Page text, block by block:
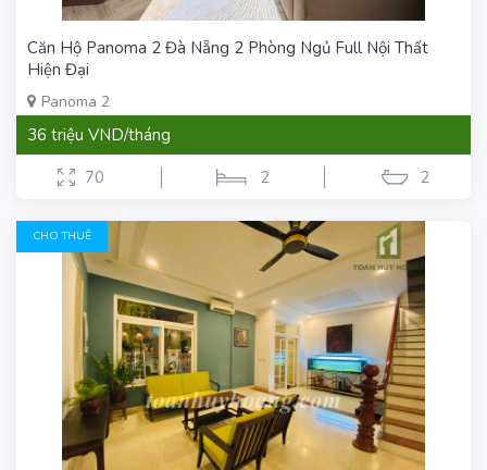
Căn Hộ Panoma 2 Đà Nẵng 2 Phòng Ngủ Full Nội Thất
Hiện Đại
Panoma 2
36 triệu VND/tháng
70
2 2
CHO THUÊ